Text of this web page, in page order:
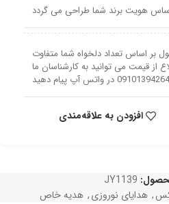
هویت برند شما طراحی می گردد
بر اساس تعداد دلخواه شما متفاوت
از قیمت می توانید به کارشناسان ما
افزودن به علاقه‌مندی
JY1139
, هدایای نوروزی, هدیه خاص